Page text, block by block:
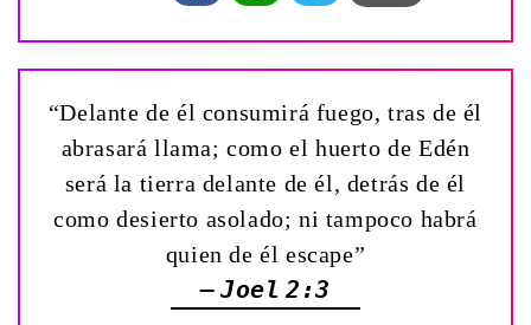
“Delante de él consumirá fuego, tras de él
abrasará llama; como el huerto de Edén
será la tierra delante de él, detrás de él
como desierto asolado; ni tampoco habrá
quien de él escape”
— Joel 2:3